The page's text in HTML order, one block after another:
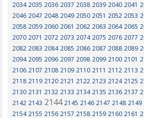
2034 2035 2036 2037 2038 2039 2040 2041
2046 2047 2048 2049 2050 2051 2052 2053
2058 2059 2060 2061 2062 2063 2064 2065
2070 2071 2072 2073 2074 2075 2076 2077
2082 2083 2084 2085 2086 2087 2088 2089
2094 2095 2096 2097 2098 2099 2100 2101
2106 2107 2108 2109 2110 2111 2112 2113
2118 2119 2120 2121 2122 2123 2124 2125
2130 2131 2132 2133 2134 2135 2136 2137
2142 2143 21442145 2146 2147 2148 2149
2154 2155 2156 2157 2158 2159 2160 2161